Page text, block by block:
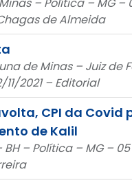
– Política – MG –
de Almeida
de Minas – Juiz de
11/2021 – Editorial
CPI da Covid
de Kalil
– Política – MG – 05